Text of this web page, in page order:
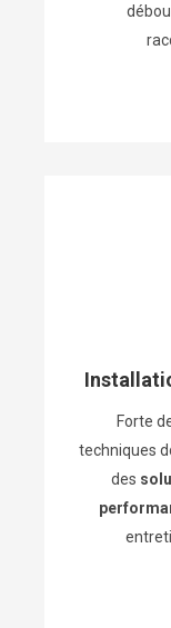
Forte
techniques
des